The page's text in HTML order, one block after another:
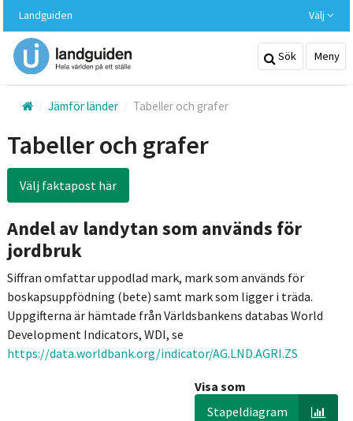
huvudinnehållet
Landguiden Välj
Sök Meny
Jämför länder Tabeller och grafer
Tabeller och grafer
Välj faktapost här
Andel av landytan som används för
jordbruk
Siffran omfattar uppodlad mark, mark som används för
boskapsuppfödning (bete) samt mark som ligger i träda.
Uppgifterna är hämtade från Världsbankens databas World
Development Indicators, WDI, se
https://data.worldbank.org/indicator/AG.LND.AGRI.ZS
Visa som
Stapeldiagram